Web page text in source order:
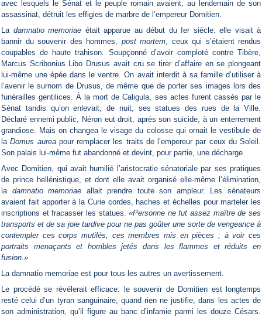
avec lesquels le Sénat et le peuple romain avaient, au lendemain de son
assassinat, détruit les effigies de marbre de l’empereur Domitien.
La damnatio memoriae était apparue au début du Ier siècle: elle visait à
bannir du souvenir des hommes, post mortem , ceux qui s’étaient rendus
coupables de haute trahison. Soupçonné d’avoir comploté contre Tibère,
Marcus Scribonius Libo Drusus avait cru se tirer d’affaire en se plongeant
lui-même une épée dans le ventre. On avait interdit à sa famille d’utiliser à
l’avenir le surnom de Drusus, de même que de porter ses images lors des
funérailles gentilices. À la mort de Caligula, ses actes furent cassés par le
Sénat tandis qu’on enlevait, de nuit, ses statues des rues de la Ville.
Déclaré ennemi public, Néron eut droit, après son suicide, à un enterrement
grandiose. Mais on changea le visage du colosse qui ornait le vestibule de
laDomus aurea pour remplacer les traits de l’empereur par ceux du Soleil.
Son palais lui-même fut abandonné et devint, pour partie, une décharge.
Avec Domitien, qui avait humilié l’aristocratie sénatoriale par ses pratiques
de prince hellénistique, et dont elle avait organisé elle-même l’élimination,
la damnatio memoriae allait prendre toute son ampleur. Les sénateurs
avaient fait apporter à la Curie cordes, haches et échelles pour marteler les
inscriptions et fracasser les statues. «Personne ne fut assez maître de ses
transports et de sa joie tardive pour ne pas goûter une sorte de vengeance à
contempler ces corps mutilés, ces membres mis en pièces ; à voir ces
portraits menaçants et horribles jetés dans les flammes et réduits en
fusion.»
La damnatio memoriae est pour tous les autres un avertissement.
Le procédé se révélerait efficace: le souvenir de Domitien est longtemps
resté celui d’un tyran sanguinaire, quand rien ne justifie, dans les actes de
son administration, qu’il figure au banc d’infamie parmi les douze Césars.